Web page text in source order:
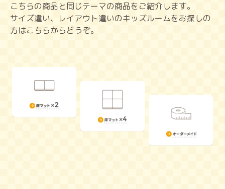
こちらの商品と同じテーマの商品をご紹介します。
サイズ違い、レイアウト違いのキッズルームをお探しの
方はこちらからどうぞ。